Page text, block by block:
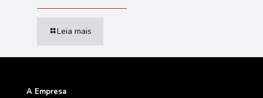
Leia mais
A Empresa